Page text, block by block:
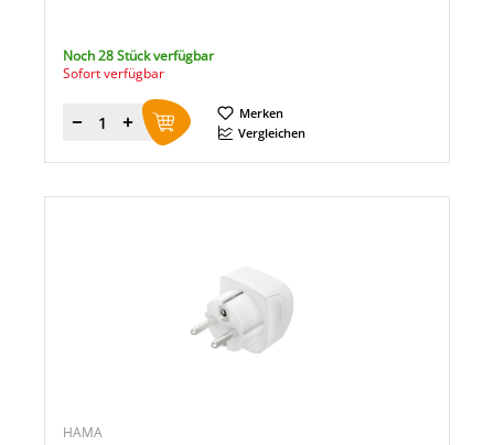
Noch 28 Stück verfügbar
Sofort verfügbar
Menge
Merken
Vergleichen
HAMA